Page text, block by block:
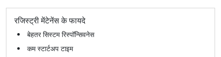
रजिस्ट्री मेंटेनेंस के फायदे
बेहतर सिस्टम रिस्पॉन्सिवनेस
कम स्टार्टअप टाइम